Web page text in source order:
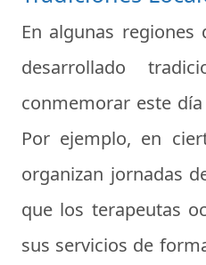
En algunas regiones
desarrollado
conmemorar este
Por ejemplo, en
organizan jornadas
que los terapeutas
sus servicios de